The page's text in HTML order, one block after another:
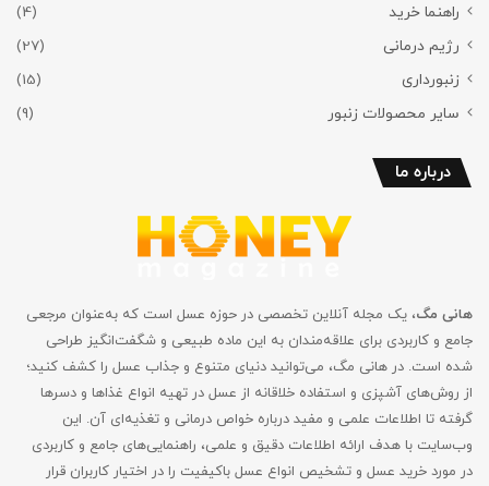
راهنما خرید
(4)
رژیم درمانی
(27)
زنبورداری
(15)
سایر محصولات زنبور
(9)
درباره ما
هانی مگ، یک مجله آنلاین تخصصی در حوزه عسل است که به‌عنوان مرجعی
جامع و کاربردی برای علاقه‌مندان به این ماده طبیعی و شگفت‌انگیز طراحی
شده است. در هانی مگ، می‌توانید دنیای متنوع و جذاب عسل را کشف کنید؛
از روش‌های آشپزی و استفاده خلاقانه از عسل در تهیه انواع غذاها و دسرها
گرفته تا اطلاعات علمی و مفید درباره خواص درمانی و تغذیه‌ای آن. این
وب‌سایت با هدف ارائه اطلاعات دقیق و علمی، راهنمایی‌های جامع‌ و کاربردی
در مورد خرید عسل و تشخیص انواع عسل باکیفیت را در اختیار کاربران قرار